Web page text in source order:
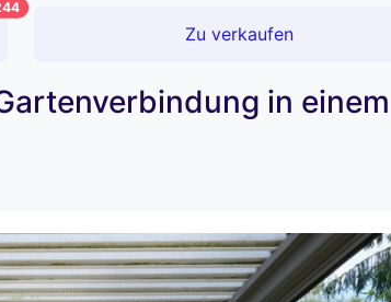
Zu verkaufen
in